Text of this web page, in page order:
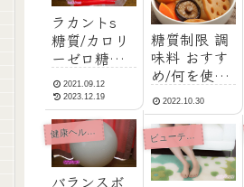
ラカントs
糖質/カロリ
ーゼロ糖質
ゼロのラカ
ントＳと
は？どんな
甘味料？ど
んな料理で
も使える？
2021.09.12
2023.12.19
糖質制限 調
味料 おすす
め/何を使う
と安心？低
糖質調味料
リスト/プチ
糖質制限 効
果とメニュ
2022.10.30
健
康ヘルスケア
バランスボ
ビューティ・ダイエット